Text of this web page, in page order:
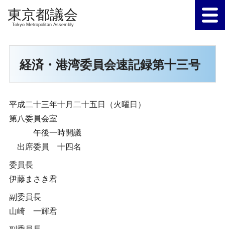
Tokyo Metropolitan Assembly
経済・港湾委員会速記録第十三号
平成二十三年十月二十五日（火曜日）
第八委員会室
午後一時開議
出席委員 十四名
委員長
伊藤まさき君
副委員長
山崎 一輝君